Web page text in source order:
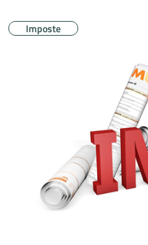
Imposte